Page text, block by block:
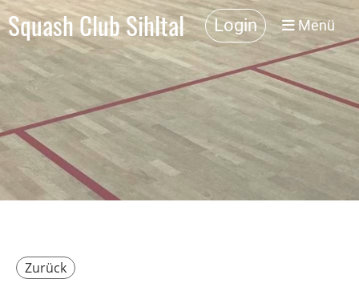
Squash Club Sihltal Login Menü
Zurück